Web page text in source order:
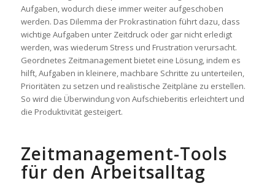
Aufgaben, wodurch diese immer weiter aufgeschoben
werden. Das Dilemma der Prokrastination führt dazu, dass
wichtige Aufgaben unter Zeitdruck oder gar nicht erledigt
werden, was wiederum Stress und Frustration verursacht.
Geordnetes Zeitmanagement bietet eine Lösung, indem es
hilft, Aufgaben in kleinere, machbare Schritte zu unterteilen,
Prioritäten zu setzen und realistische Zeitpläne zu erstellen.
So wird die Überwindung von Aufschieberitis erleichtert und
die Produktivität gesteigert.
Zeitmanagement-Tools
für den Arbeitsalltag